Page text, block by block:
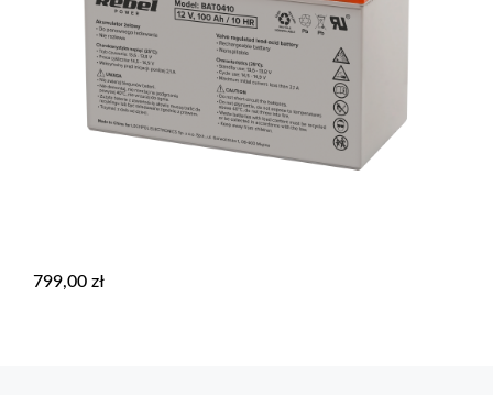
799,00 zł